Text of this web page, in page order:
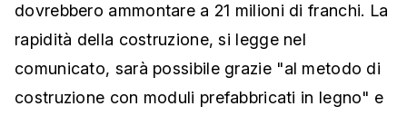
dovrebbero ammontare a 21 milioni di franchi. La
rapidità della costruzione, si legge nel
comunicato, sarà possibile grazie "al metodo di
costruzione con moduli prefabbricati in legno" e